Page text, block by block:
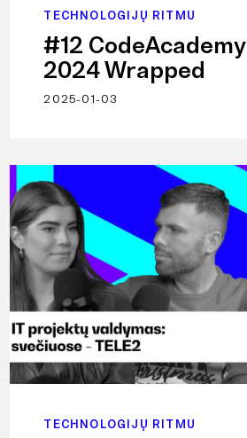
TECHNOLOGIJŲ RITMU
#12 CodeAcademy
2024 Wrapped
2025-01-03
TECHNOLOGIJŲ RITMU